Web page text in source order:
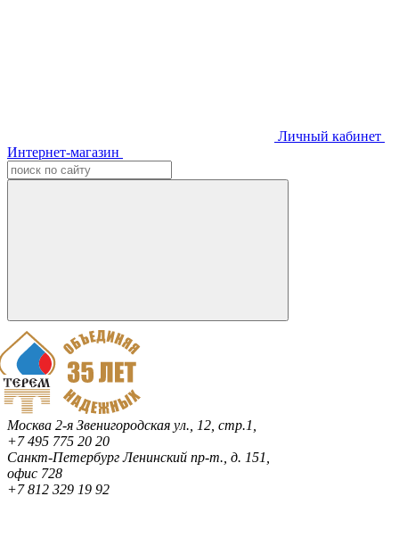
Личный кабинет
Интернет-магазин
Москва 2-я Звенигородская ул., 12, стр.1,
+7 495 775 20 20
Санкт-ПетербургЛенинский пр-т., д. 151,
офис 728
+7 812 329 19 92